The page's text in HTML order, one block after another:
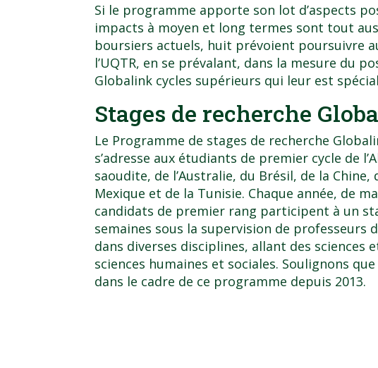
Si le programme apporte son lot d’aspects
impacts à moyen et long termes sont tout
boursiers actuels, huit prévoient poursuivre
l’UQTR, en se prévalant, dans la mesure du
Globalink cycles supérieurs qui leur est
Stages de recherche
Le Programme de stages de recherche
s’adresse aux étudiants de premier cycle de
saoudite, de l’Australie, du Brésil, de la Chine,
Mexique et de la Tunisie. Chaque année, de
candidats de premier rang participent à un
semaines sous la supervision de professeurs
dans diverses disciplines, allant des sciences
sciences humaines et sociales. Soulignons
dans le cadre de ce programme depuis 2013.